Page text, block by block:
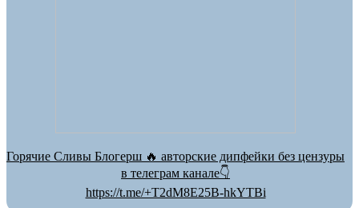
Горячие Сливы Блогерш 🔥 авторские дипфейки без цензуры
в телеграм канале👇
https://t.me/+T2dM8E25B-hkYTBi